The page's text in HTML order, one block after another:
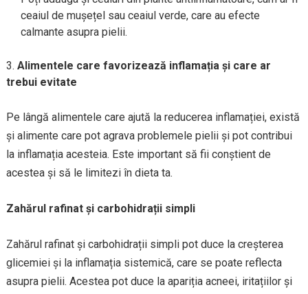
ceaiul de mușețel sau ceaiul verde, care au efecte
calmante asupra pielii.
Alimentele care favorizează inflamația și care ar
trebui evitate
Pe lângă alimentele care ajută la reducerea inflamației, există
și alimente care pot agrava problemele pielii și pot contribui
la inflamația acesteia. Este important să fii conștient de
acestea și să le limitezi în dieta ta.
Zahărul rafinat și carbohidrații simpli
Zahărul rafinat și carbohidrații simpli pot duce la creșterea
glicemiei și la inflamația sistemică, care se poate reflecta
asupra pielii. Acestea pot duce la apariția acneei, iritațiilor și